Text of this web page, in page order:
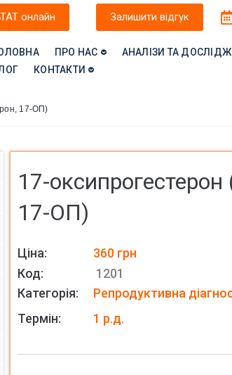
онлайн Залишити відгук
ПРО НАС АНАЛІЗИ ТА
КОНТАКТИ
17-ОП)
17-
17-ОП)
360 грн
Код:
1201
Категорія:
Репродуктивна
Термін:
1 р.д.